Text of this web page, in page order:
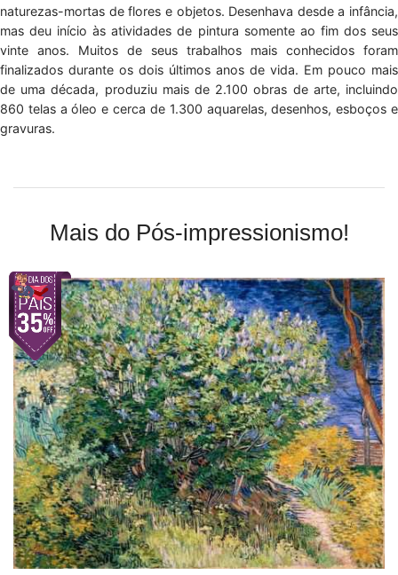
naturezas-mortas de flores e objetos. Desenhava desde a infância,
mas deu início às atividades de pintura somente ao fim dos seus
vinte anos. Muitos de seus trabalhos mais conhecidos foram
finalizados durante os dois últimos anos de vida. Em pouco mais
de uma década, produziu mais de 2.100 obras de arte, incluindo
860 telas a óleo e cerca de 1.300 aquarelas, desenhos, esboços e
gravuras.
Mais do Pós-impressionismo!